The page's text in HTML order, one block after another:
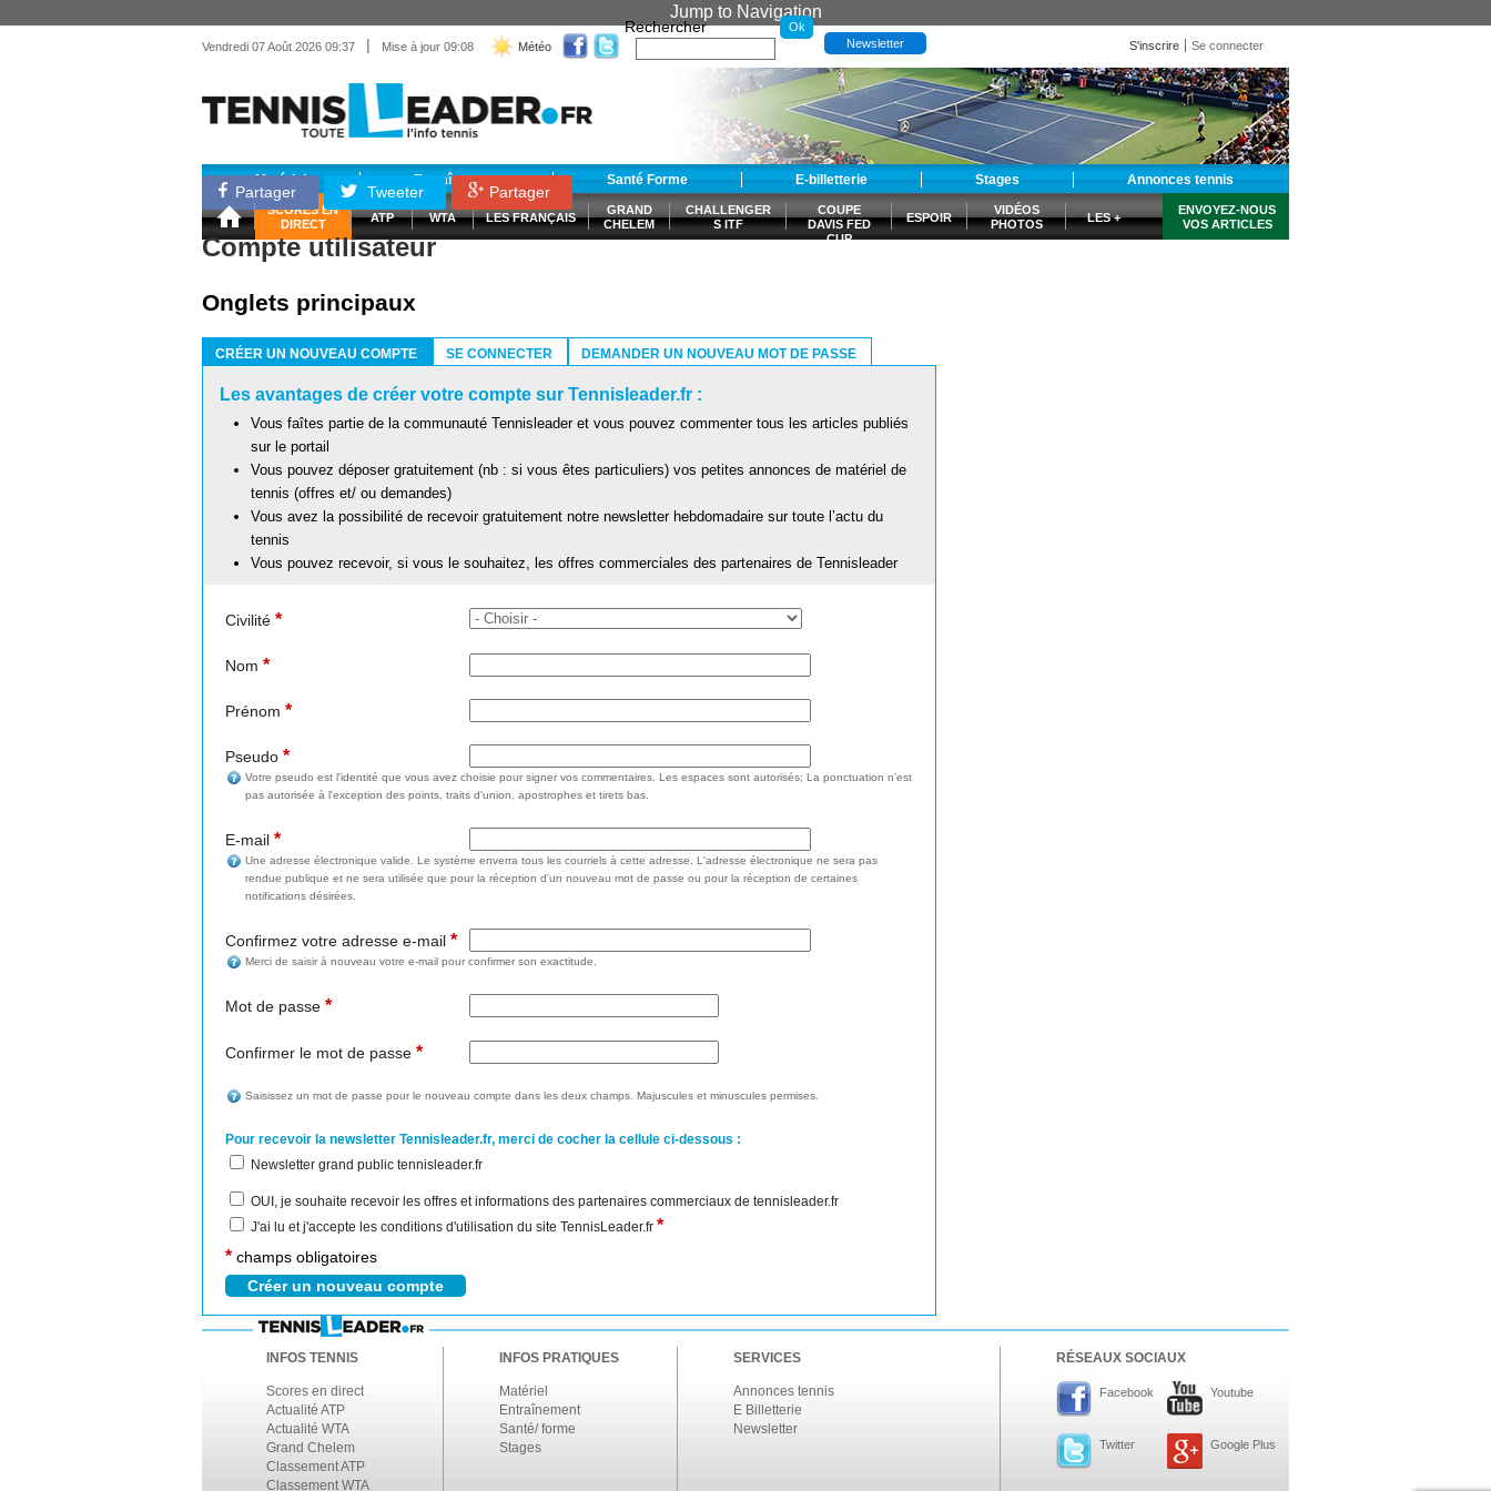
Jump to Navigation
Vendredi 07 Août 2026 09:37 | Mise à jour 09:08 Météo
Rechercher
Newsletter S'inscrire Se connecter
Matériel Entraînement Santé Forme E-billetterie Stages Annonces tennis
SCORES EN
DIRECT
ATP WTA LES FRANÇAIS
GRAND
CHELEM
CHALLENGER
S ITF
COUPE
DAVIS FED
CUP
ESPOIR
VIDÉOS
PHOTOS
LES +
ENVOYEZ-NOUS
VOS ARTICLES
Partager Tweeter Partager
Compte utilisateur
Onglets principaux
CRÉER UN NOUVEAU COMPTE
SE CONNECTER DEMANDER UN NOUVEAU MOT DE PASSE
Les avantages de créer votre compte sur Tennisleader.fr :
Vous faîtes partie de la communauté Tennisleader et vous pouvez commenter tous les articles publiés
sur le portail
Vous pouvez déposer gratuitement (nb : si vous êtes particuliers) vos petites annonces de matériel de
tennis (offres et/ ou demandes)
Vous avez la possibilité de recevoir gratuitement notre newsletter hebdomadaire sur toute l’actu du
tennis
Vous pouvez recevoir, si vous le souhaitez, les offres commerciales des partenaires de Tennisleader
Civilité *
Nom *
Prénom *
Pseudo *
Votre pseudo est l'identité que vous avez choisie pour signer vos commentaires. Les espaces sont autorisés; La ponctuation n'est
pas autorisée à l'exception des points, traits d'union, apostrophes et tirets bas.
E-mail *
Une adresse électronique valide. Le système enverra tous les courriels à cette adresse. L'adresse électronique ne sera pas
rendue publique et ne sera utilisée que pour la réception d'un nouveau mot de passe ou pour la réception de certaines
notifications désirées.
Confirmez votre adresse e-mail *
Merci de saisir à nouveau votre e-mail pour confirmer son exactitude.
Mot de passe *
Confirmer le mot de passe *
Saisissez un mot de passe pour le nouveau compte dans les deux champs. Majuscules et minuscules permises.
Pour recevoir la newsletter Tennisleader.fr, merci de cocher la cellule ci-dessous :
Newsletter grand public tennisleader.fr
OUI, je souhaite recevoir les offres et informations des partenaires commerciaux de tennisleader.fr
J'ai lu et j'accepte les conditions d'utilisation du site TennisLeader.fr *
* champs obligatoires
INFOS TENNIS
Scores en direct
Actualité ATP
Actualité WTA
Grand Chelem
Classement ATP
Classement WTA
INFOS PRATIQUES
Matériel
Entraînement
Santé/ forme
Stages
SERVICES
Annonces tennis
E Billetterie
Newsletter
RÉSEAUX SOCIAUX
Facebook Youtube
Twitter Google Plus